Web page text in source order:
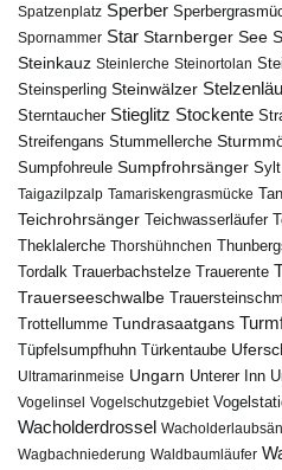
Spatzenplatz Sperber
Spornammer Star Starnberger See
Steinkauz Steinlerche Steinortolan
Steinsperling Steinwälzer
Sterntaucher Stieglitz Stockente
Streifengans Stummellerche
Sumpfohreule Sumpfrohrsänger Sylt
Taigazilpzalp Tamariskengrasmücke
Teichrohrsänger Teichwasserläufer
Theklalerche Thorshühnchen
Tordalk Trauerbachstelze Trauerente
Trauerseeschwalbe
Trottellumme Tundrasaatgans
Tüpfelsumpfhuhn
Türkentaube
Ultramarinmeise Ungarn Unterer Inn
Vogelinsel Vogelschutzgebiet
Wacholderdrossel
Wagbachniederung Waldbaumläufer